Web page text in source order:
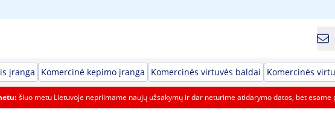
įranga Komercinė kepimo įranga Komercinės virtuvės baldai Komercinės
šiuo metu Lietuvoje nepriimame naujų užsakymų ir dar neturime atidarymo datos, bet esame